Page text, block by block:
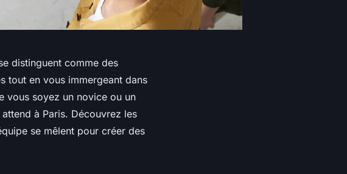
distinguent comme des
tout en vous immergeant dans
vous soyez un novice ou un
à Paris. Découvrez les
se mêlent pour créer des